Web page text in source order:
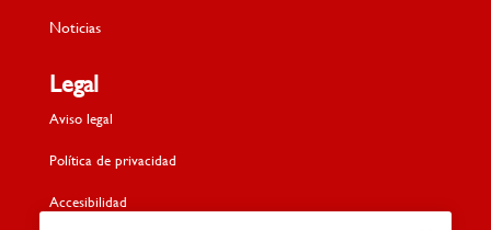
Noticias
Legal
Aviso legal
Política de privacidad
Accesibilidad